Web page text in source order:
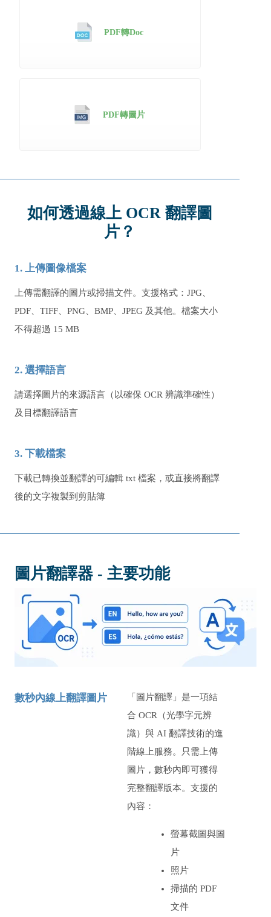
PDF轉Doc
PDF轉圖片
如何透過線上 OCR 翻譯圖
片？
1. 上傳圖像檔案
上傳需翻譯的圖片或掃描文件。支援格式：JPG、
PDF、TIFF、PNG、BMP、JPEG 及其他。檔案大小
不得超過 15 MB
2. 選擇語言
請選擇圖片的來源語言（以確保 OCR 辨識準確性）
及目標翻譯語言
3. 下載檔案
下載已轉換並翻譯的可編輯 txt 檔案，或直接將翻譯
後的文字複製到剪貼簿
圖片翻譯器 - 主要功能
數秒內線上翻譯圖片
「圖片翻譯」是一項結
合 OCR（光學字元辨
識）與 AI 翻譯技術的進
階線上服務。只需上傳
圖片，數秒內即可獲得
完整翻譯版本。支援的
內容：
螢幕截圖與圖
片
照片
掃描的 PDF
文件